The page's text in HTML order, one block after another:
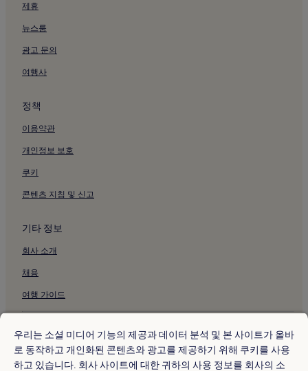
제휴
뉴스룸
광고 문의
여행사
정책
이용약관
개인정보 보호
쿠키
콘텐츠 지침 및 신고
기타 정보
회사 소개
채용
여행 가이드
이트에서 확인해 주세요.
© 2026 Hotels.com, Expedia Group 계열사. All rights reserved.
Hotels.com 및 Hotels.com 로고는 미국 및/또는 다른 국가에서
Hotels.com, LP의 상표 또는 등록 상표입니다. 기타 모든 상표는 해당 소유
우리는 소셜 미디어 기능의 제공과 데이터 분석 및 본 사이트가 올바
로 동작하고 개인화된 콘텐츠와 광고를 제공하기 위해 쿠키를 사용
하고 있습니다. 회사 사이트에 대한 귀하의 사용 정보를 회사의 소